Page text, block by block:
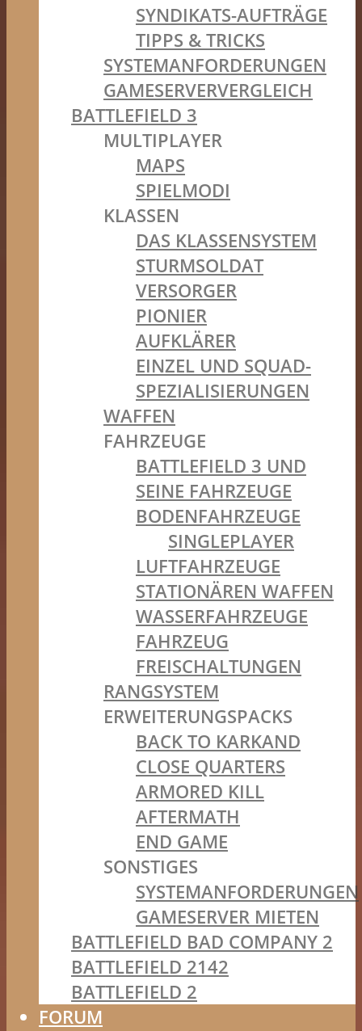
SYNDIKATS-AUFTRÄGE
TIPPS & TRICKS
SYSTEMANFORDERUNGEN
GAMESERVERVERGLEICH
BATTLEFIELD 3
MULTIPLAYER
MAPS
SPIELMODI
KLASSEN
DAS KLASSENSYSTEM
STURMSOLDAT
VERSORGER
PIONIER
AUFKLÄRER
EINZEL UND SQUAD-
SPEZIALISIERUNGEN
WAFFEN
FAHRZEUGE
BATTLEFIELD 3 UND
SEINE FAHRZEUGE
BODENFAHRZEUGE
SINGLEPLAYER
LUFTFAHRZEUGE
STATIONÄREN WAFFEN
WASSERFAHRZEUGE
FAHRZEUG
FREISCHALTUNGEN
RANGSYSTEM
ERWEITERUNGSPACKS
BACK TO KARKAND
CLOSE QUARTERS
ARMORED KILL
AFTERMATH
END GAME
SONSTIGES
SYSTEMANFORDERUNGEN
GAMESERVER MIETEN
BATTLEFIELD BAD COMPANY 2
BATTLEFIELD 2142
BATTLEFIELD 2
FORUM